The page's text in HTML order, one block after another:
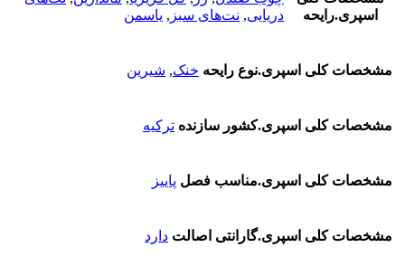
اسپری.رایحه
دریایی, نت‌های سبز , یاسمن
مشخصات کلی اسپری.نوع رایحه خنک, شیرین
مشخصات کلی اسپری.کشور سازنده ترکیه
مشخصات کلی اسپری.مناسب فصل پاییز
مشخصات کلی اسپری.گارانتی اصالت دارد